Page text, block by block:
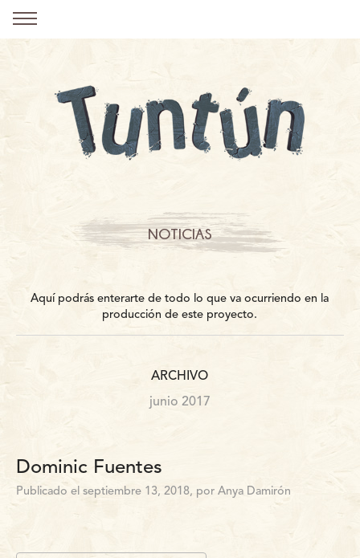
NOTICIAS
Aquí podrás enterarte de todo lo que va ocurriendo en la
producción de este proyecto.
ARCHIVO
junio 2017
Dominic Fuentes
Publicado el septiembre 13, 2018, por Anya Damirón